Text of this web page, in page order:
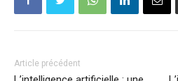
Article précédent